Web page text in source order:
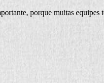
porque muitas